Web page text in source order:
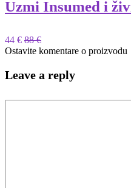
Uzmi Insumed i
44 € 88 €
Ostavite komentare o proizvodu
Leave a reply